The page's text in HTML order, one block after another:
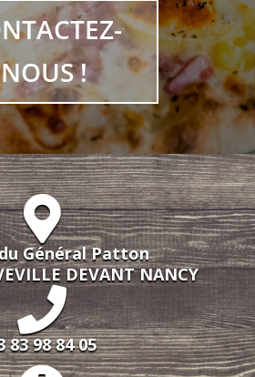
NOUS !
Général Patton
DEVANT NANCY
83 98 84 05